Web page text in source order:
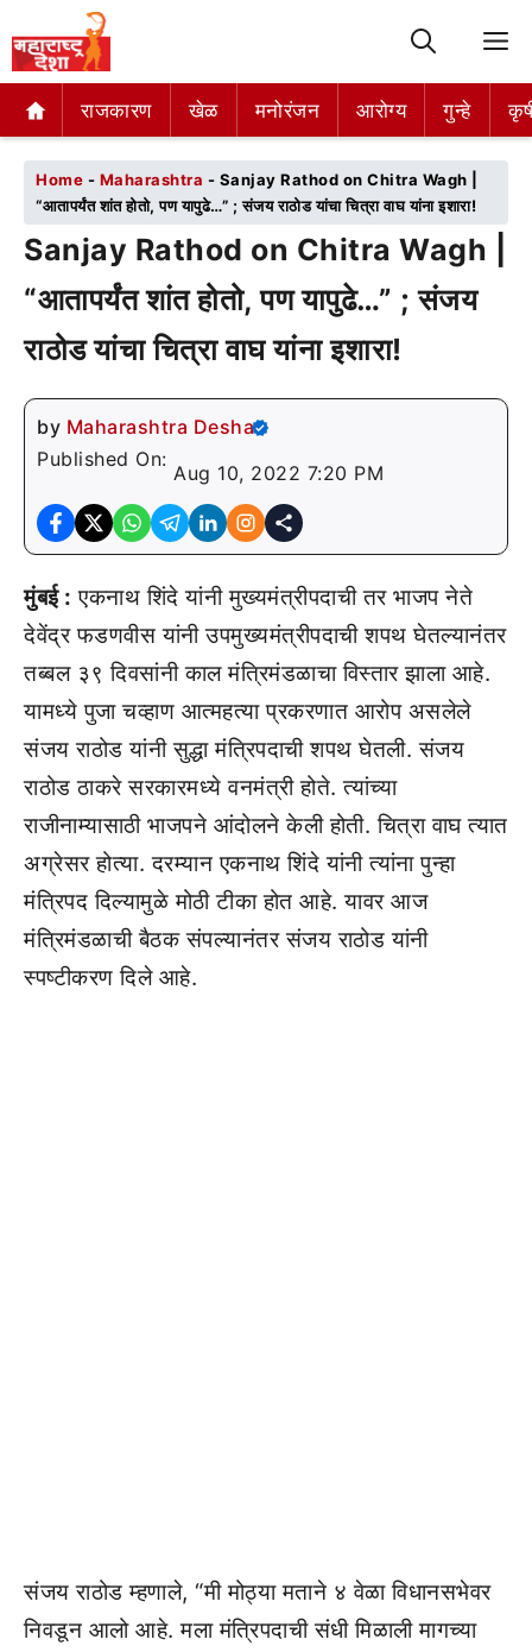
राजकारण खेळ मनोरंजन आरोग्य गुन्हे
राजकारण खेळ मनोरंजन आरोग्य गुन्हे
Home - Maharashtra - Sanjay Rathod on Chitra Wagh |
“आतापर्यंत शांत होतो, पण यापुढे…” ; संजय राठोड यांचा चित्रा वाघ यांना इशारा!
Sanjay Rathod on Chitra Wagh |
“आतापर्यंत शांत होतो, पण यापुढे…” ; संजय
राठोड यांचा चित्रा वाघ यांना इशारा!
by Maharashtra Desha
Published On:
Aug 10, 2022 7:20 PM
मुंबई : एकनाथ शिंदे यांनी मुख्यमंत्रीपदाची तर भाजप नेते
देवेंद्र फडणवीस यांनी उपमुख्यमंत्रीपदाची शपथ घेतल्यानंतर
तब्बल ३९ दिवसांनी काल मंत्रिमंडळाचा विस्तार झाला आहे.
यामध्ये पुजा चव्हाण आत्महत्या प्रकरणात आरोप असलेले
संजय राठोड यांनी सुद्धा मंत्रिपदाची शपथ घेतली. संजय
राठोड ठाकरे सरकारमध्ये वनमंत्री होते. त्यांच्या
राजीनाम्यासाठी भाजपने आंदोलने केली होती. चित्रा वाघ त्यात
अग्रेसर होत्या. दरम्यान एकनाथ शिंदे यांनी त्यांना पुन्हा
मंत्रिपद दिल्यामुळे मोठी टीका होत आहे. यावर आज
मंत्रिमंडळाची बैठक संपल्यानंतर संजय राठोड यांनी
स्पष्टीकरण दिले आहे.
संजय राठोड म्हणाले, “मी मोठ्या मताने ४ वेळा विधानसभेवर
निवडून आलो आहे. मला मंत्रिपदाची संधी मिळाली मागच्या